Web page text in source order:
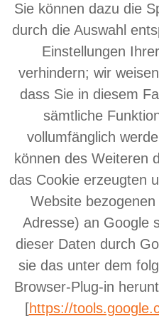
Sie können dazu die
durch die Auswahl
Einstellungen
verhindern; wir
dass Sie in diesem
sämtliche
vollumfänglich
können des Weiteren
das Cookie erzeugten
Website
Adresse) an Google
dieser Daten durch
sie das unter dem
Browser-Plug-in
[https://